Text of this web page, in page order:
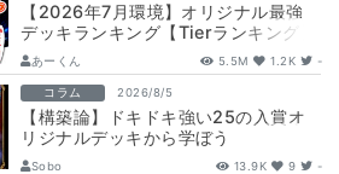
【2026年7月環境】オリジナル最強
デッキランキング【Tierランキング】
あーくん 5.5M 1.2K -
コラム 2026/8/5
【構築論】ドキドキ強い25の入賞オ
リジナルデッキから学ぼう
【DuelMastersMemory5日目】
Sobo 13.9K 9 -